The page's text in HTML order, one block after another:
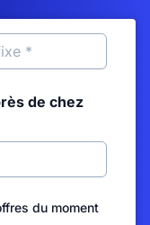
de chez
du moment